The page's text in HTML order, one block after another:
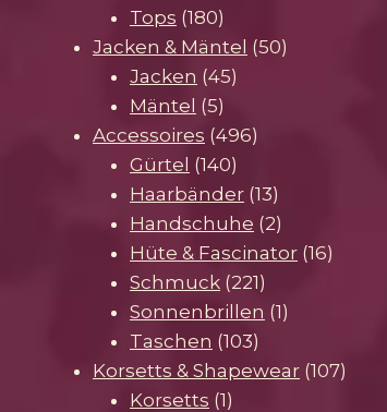
Tops 180180
Produkte
Jacken & Mäntel 5050
Jacken 4545
Mäntel 55
Produkte
Accessoires 496496
Gürtel 140140
Produkte
Haarbänder 1313
Produkte
Handschuhe 22
Produkte
Hüte & Fascinator 1616
Schmuck 221221
Produkte
Sonnenbrillen 11
Taschen 103103
Produkte
Korsetts & Shapewear 107107
Korsetts 11